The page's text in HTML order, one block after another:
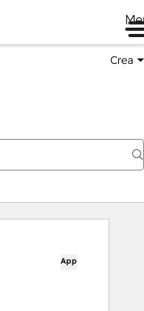
Crea
App